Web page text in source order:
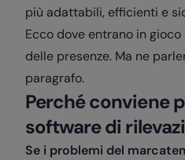
più adattabili, efficienti e
Ecco dove entrano in
delle presenze. Ma ne
paragrafo.
Perché conviene
software di
Se i problemi del